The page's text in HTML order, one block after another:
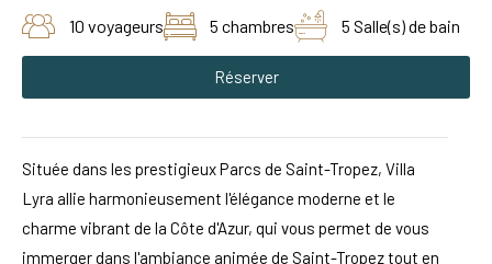
10 voyageurs 5 chambres 5 Salle(s) de bain
Réserver
Située dans les prestigieux Parcs de Saint-Tropez, Villa
Lyra allie harmonieusement l'élégance moderne et le
charme vibrant de la Côte d'Azur, qui vous permet de vous
immerger dans l'ambiance animée de Saint-Tropez tout en